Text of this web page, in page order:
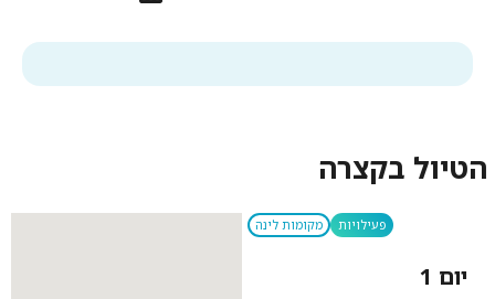
הטיול בקצרה
פעילויות מקומות לינה
יום 1